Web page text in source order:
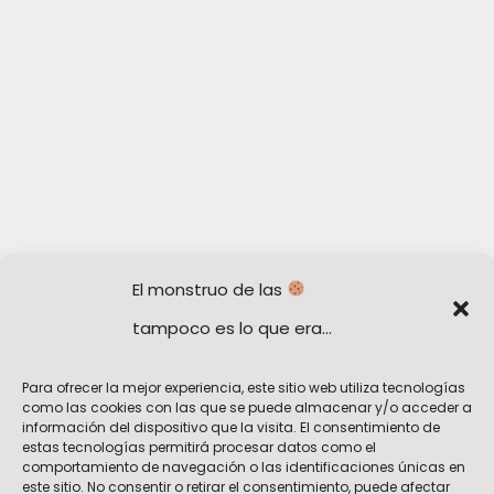
El monstruo de las
tampoco es lo que era...
Para ofrecer la mejor experiencia, este sitio web utiliza tecnologías
como las cookies con las que se puede almacenar y/o acceder a
información del dispositivo que la visita. El consentimiento de
estas tecnologías permitirá procesar datos como el
comportamiento de navegación o las identificaciones únicas en
este sitio. No consentir o retirar el consentimiento, puede afectar